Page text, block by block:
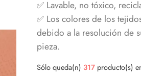
✅ Lavable, no tóxico,
✅ Los colores de los
debido a la resolución de
pieza.
Sólo queda(n) 317 producto(s)